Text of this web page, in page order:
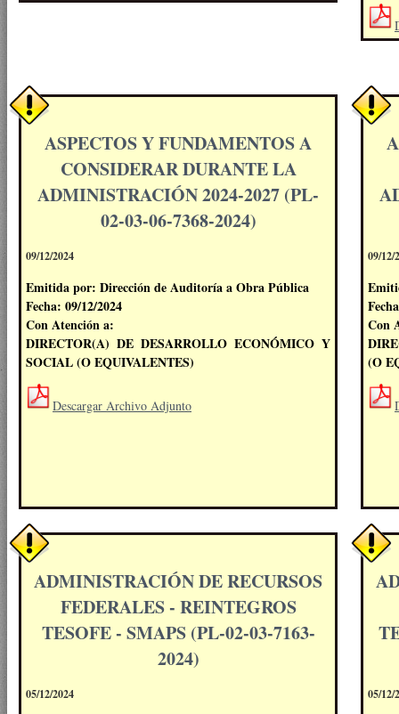
ASPECTOS Y FUNDAMENTOS A
CONSIDERAR DURANTE LA
ADMINISTRACIÓN 2024-2027 (PL-
02-03-06-7368-2024)
09/12/2024
Emitida por: Dirección de Auditoría a Obra Pública
Fecha: 09/12/2024
Con Atención a:
DIRECTOR(A) DE DESARROLLO ECONÓMICO Y
SOCIAL (O EQUIVALENTES)
Descargar Archivo Adjunto
09/12/
Con
(O
ADMINISTRACIÓN DE RECURSOS
FEDERALES - REINTEGROS
TESOFE - SMAPS (PL-02-03-7163-
2024)
05/12/2024 05/12/